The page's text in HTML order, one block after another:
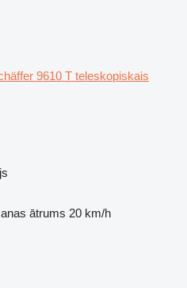
9610 T teleskopiskais
ātrums 20 km/h